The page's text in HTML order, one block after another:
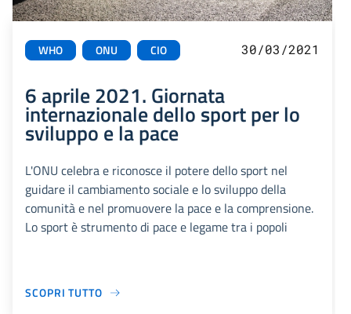
WHO ONU CIO 30/03/2021
6 aprile 2021. Giornata
internazionale dello sport per lo
sviluppo e la pace
L'ONU celebra e riconosce il potere dello sport nel
guidare il cambiamento sociale e lo sviluppo della
comunità e nel promuovere la pace e la comprensione.
Lo sport è strumento di pace e legame tra i popoli
SCOPRI TUTTO